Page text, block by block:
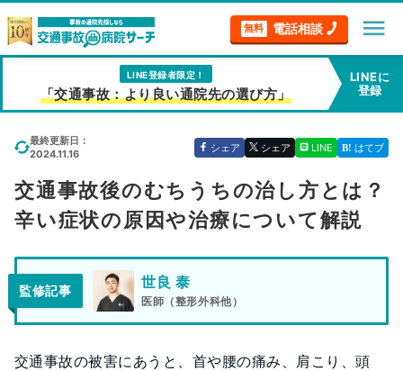
無料 電話相談 menu
LINE登録者限定！
「交通事故：より良い通院先の選び方」
LINEに
登録
最終更新日：
2024.11.16
シェア シェア LINE はてブ
交通事故後のむちうちの治し方とは？
辛い症状の原因や治療について解説
監修記事 世良 泰
医師（整形外科他）
交通事故の被害にあうと、首や腰の痛み、肩こり、頭